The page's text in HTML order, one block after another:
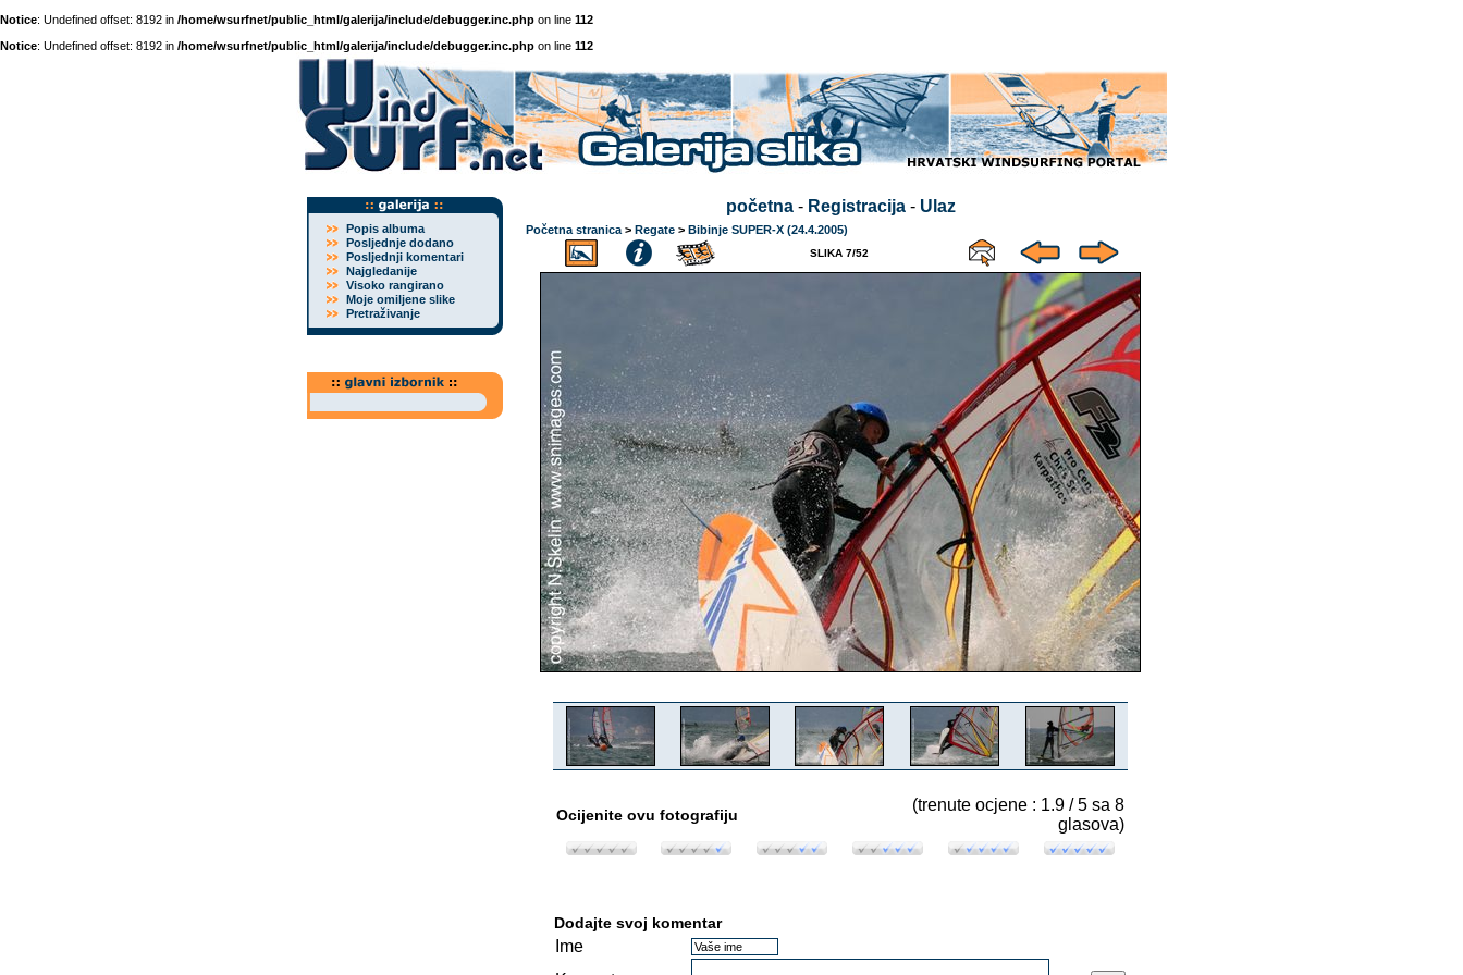
Notice: Undefined offset: 8192 in /home/wsurfnet/public_html/galerija/include/debugger.inc.php on line 112
Notice: Undefined offset: 8192 in /home/wsurfnet/public_html/galerija/include/debugger.inc.php on line 112
Popis albuma
Posljednje dodano
Posljednji komentari
Najgledanije
Visoko rangirano
Moje omiljene slike
Pretraživanje
početna- Registracija- Ulaz
Početna stranica > Regate > Bibinje SUPER-X (24.4.2005)
SLIKA 7/52
Ocijenite ovu fotografiju
(trenute ocjene : 1.9 / 5 sa 8
glasova)
Dodajte svoj komentar
Ime